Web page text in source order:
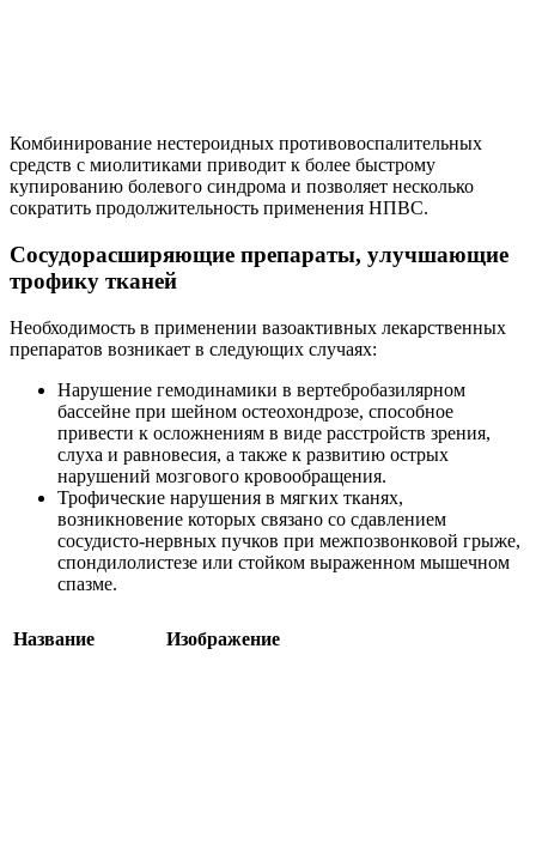
Комбинирование нестероидных противовоспалительных
средств с миолитиками приводит к более быстрому
купированию болевого синдрома и позволяет несколько
сократить продолжительность применения НПВС.
Сосудорасширяющие препараты, улучшающие
трофику тканей
Необходимость в применении вазоактивных лекарственных
препаратов возникает в следующих случаях:
Нарушение гемодинамики в вертебробазилярном
бассейне при шейном остеохондрозе, способное
привести к осложнениям в виде расстройств зрения,
слуха и равновесия, а также к развитию острых
нарушений мозгового кровообращения.
Трофические нарушения в мягких тканях,
возникновение которых связано со сдавлением
сосудисто-нервных пучков при межпозвонковой грыже,
спондилолистезе или стойком выраженном мышечном
спазме.
Название Изображение